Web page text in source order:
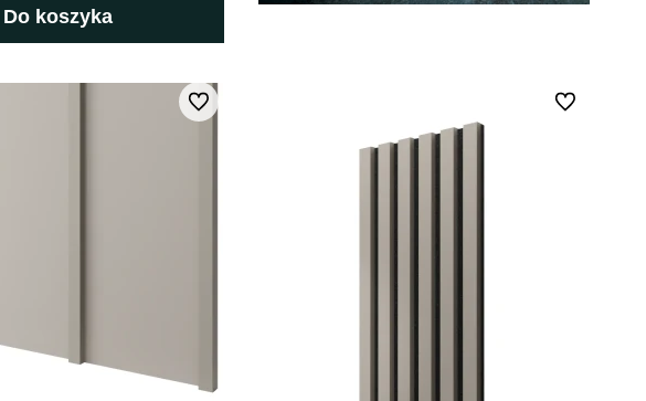
Do koszyka
Do ulubionych Do ulubionych